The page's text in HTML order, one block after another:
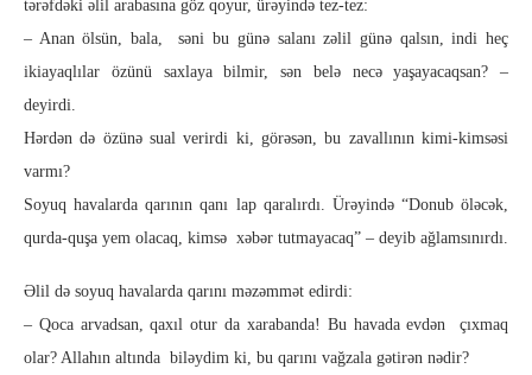
tərəfdəki əlil arabasına göz qoyur, ürəyində tez-tez:
– Anan ölsün, bala, səni bu günə salanı zəlil günə qalsın, indi heç
ikiayaqlılar özünü saxlaya bilmir, sən belə necə yaşayacaqsan? –
deyirdi.
Hərdən də özünə sual verirdi ki, görəsən, bu zavallının kimi-kimsəsi
varmı?
Soyuq havalarda qarının qanı lap qaralırdı. Ürəyində “Donub öləcək,
qurda-quşa yem olacaq, kimsə xəbər tutmayacaq” – deyib ağlamsınırdı.
Əlil də soyuq havalarda qarını məzəmmət edirdi:
– Qoca arvadsan, qaxıl otur da xarabanda! Bu havada evdən çıxmaq
olar? Allahın altında biləydim ki, bu qarını vağzala gətirən nədir?